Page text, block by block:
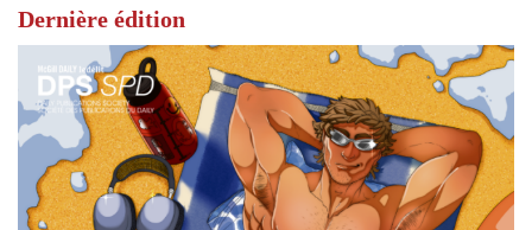
Dernière édition